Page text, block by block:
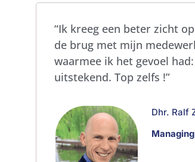
“Ik kreeg een beter zicht
de brug met mijn
waarmee ik het gevoel
uitstekend. Top zelfs !”
Dhr. Ralf